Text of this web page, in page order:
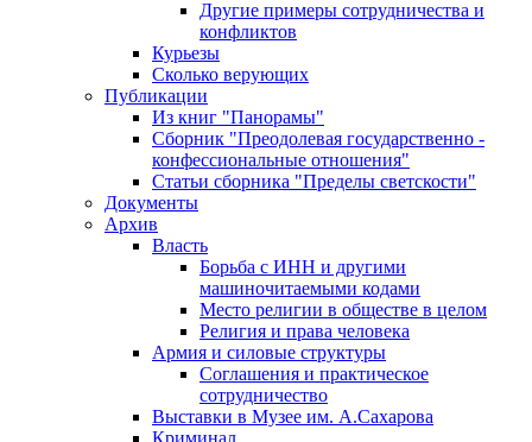
Другие примеры сотрудничества и
конфликтов
Курьезы
Сколько верующих
Публикации
Из книг "Панорамы"
Сборник "Преодолевая государственно -
конфессиональные отношения"
Статьи сборника "Пределы светскости"
Документы
Архив
Власть
Борьба с ИНН и другими
машиночитаемыми кодами
Место религии в обществе в целом
Религия и права человека
Армия и силовые структуры
Соглашения и практическое
сотрудничество
Выставки в Музее им. А.Сахарова
Криминал